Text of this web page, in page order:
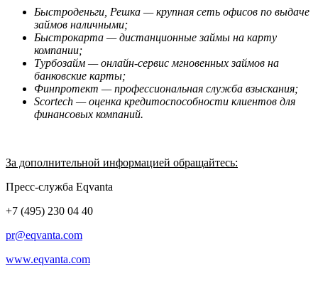
Быстроденьги, Решка — крупная сеть офисов по выдаче
займов наличными;
Быстрокарта — дистанционные займы на карту
компании;
Турбозайм — онлайн-сервис мгновенных займов на
банковские карты;
Финпротект — профессиональная служба взыскания;
Scortech — оценка кредитоспособности клиентов для
финансовых компаний.
За дополнительной информацией обращайтесь:
Пресс-служба Eqvanta
+7 (495) 230 04 40
pr@eqvanta.com
www.eqvanta.com